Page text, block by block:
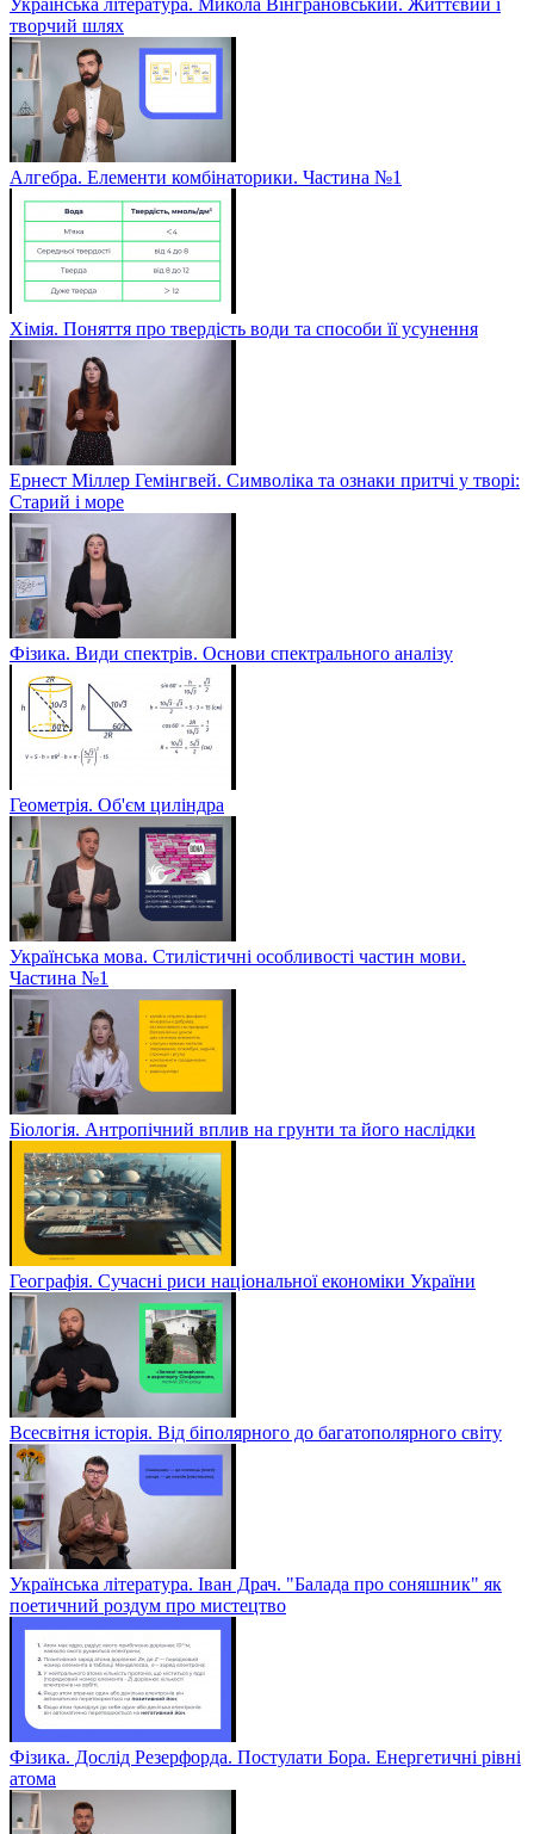
творчий шлях
Алгебра. Елементи комбінаторики. Частина №1
Хімія. Поняття про твердість води та способи її усунення
Ернест Міллер Гемінгвей. Символіка та ознаки притчі у творі:
Старий і море
Фізика. Види спектрів. Основи спектрального аналізу
Геометрія. Об'єм циліндра
Українська мова. Стилістичні особливості частин мови.
Частина №1
Біологія. Антропічний вплив на грунти та його наслідки
Географія. Сучасні риси національної економіки України
Всесвітня історія. Від біполярного до багатополярного світу
Українська література. Іван Драч. "Балада про соняшник" як
поетичний роздум про мистецтво
Фізика. Дослід Резерфорда. Постулати Бора. Енергетичні рівні
атома